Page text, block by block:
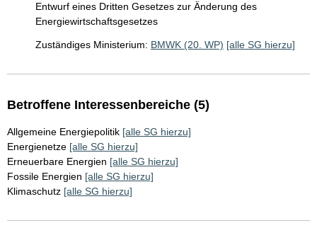
Entwurf eines Dritten Gesetzes zur Änderung des
Energiewirtschaftsgesetzes
Zuständiges Ministerium: BMWK (20. WP) [alle SG hierzu]
Betroffene Interessenbereiche (5)
Allgemeine Energiepolitik [alle SG hierzu]
Energienetze [alle SG hierzu]
Erneuerbare Energien [alle SG hierzu]
Fossile Energien [alle SG hierzu]
Klimaschutz [alle SG hierzu]